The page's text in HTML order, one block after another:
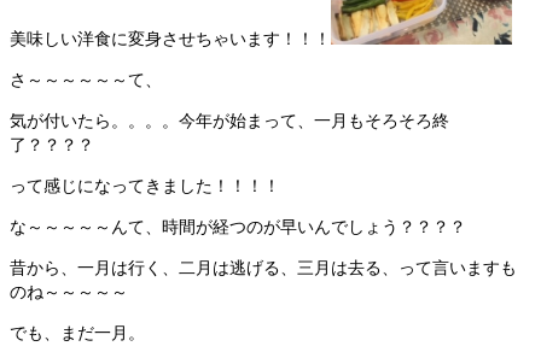
美味しい洋食に変身させちゃいます！！！
さ～～～～～～て、
気が付いたら。。。。今年が始まって、一月もそろそろ終
了？？？？
って感じになってきました！！！！
な～～～～～んて、時間が経つのが早いんでしょう？？？？
昔から、一月は行く、二月は逃げる、三月は去る、って言いますも
のね～～～～～
でも、まだ一月。